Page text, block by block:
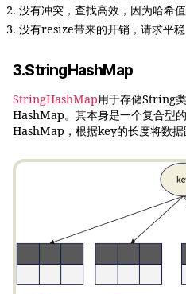
没有冲突，查找高效，因为哈希
没有resize带来的开销，请求平稳
3.StringHashMap
StringHashMap用于存储String
HashMap。其本身是一个复合型
HashMap，根据key的长度将数据